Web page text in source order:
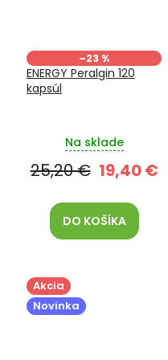
–23 %
ENERGY Peralgin 120
kapsúl
Na sklade
19,40 €
25,20 €
DO KOŠÍKA
Akcia
Novinka